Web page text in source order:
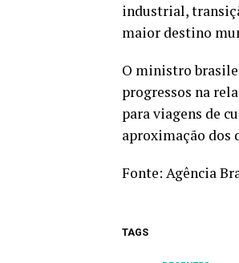
industrial,
maior destino
O ministro
progressos na
para viagens de
aproximação dos
Fonte: Agência
TAGS